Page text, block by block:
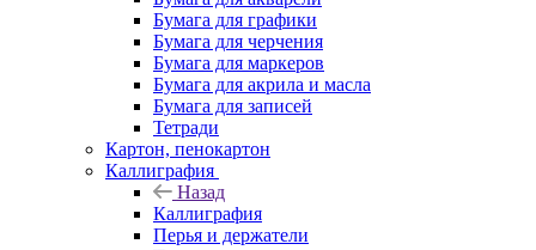
Бумага для графики
Бумага для черчения
Бумага для маркеров
Бумага для акрила и масла
Бумага для записей
Тетради
Картон, пенокартон
Каллиграфия
Назад
Каллиграфия
Перья и держатели